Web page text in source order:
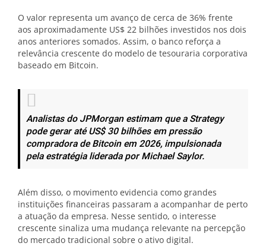
O valor representa um avanço de cerca de 36% frente
aos aproximadamente US$ 22 bilhões investidos nos dois
anos anteriores somados. Assim, o banco reforça a
relevância crescente do modelo de tesouraria corporativa
baseado em Bitcoin.
Analistas do JPMorgan estimam que a Strategy
pode gerar até US$ 30 bilhões em pressão
compradora de Bitcoin em 2026, impulsionada
pela estratégia liderada por Michael Saylor.
Além disso, o movimento evidencia como grandes
instituições financeiras passaram a acompanhar de perto
a atuação da empresa. Nesse sentido, o interesse
crescente sinaliza uma mudança relevante na percepção
do mercado tradicional sobre o ativo digital.